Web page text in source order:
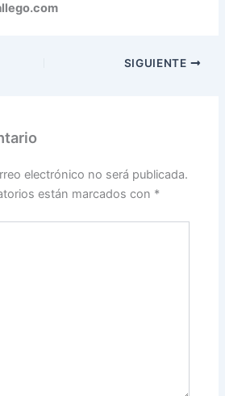
SIGUIENTE
electrónico no será publicada.
están marcados con *